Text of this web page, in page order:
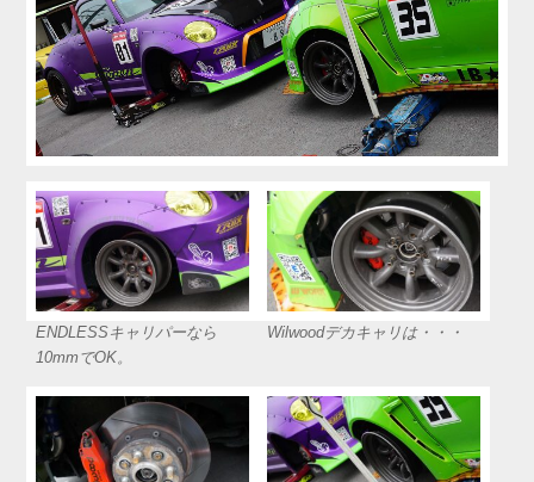
ENDLESSキャリパーなら
10mmでOK。
Wilwoodデカキャリは・・・